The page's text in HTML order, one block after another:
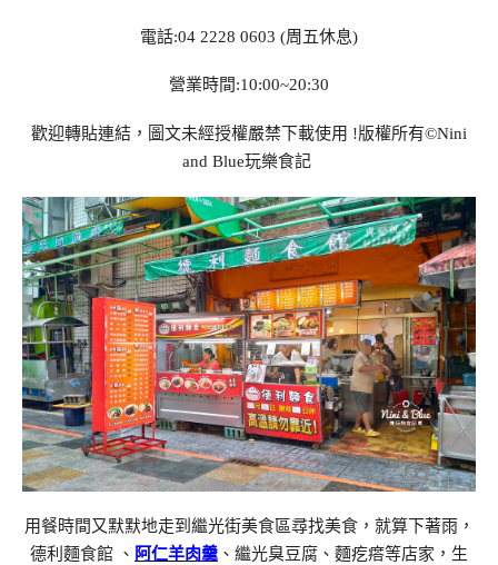
電話:04 2228 0603 (周五休息)
營業時間:10:00~20:30
歡迎轉貼連結，圖文未經授權嚴禁下載使用 !版權所有©Nini
and Blue玩樂食記
用餐時間又默默地走到繼光街美食區尋找美食，就算下著雨，
德利麵食館 、 阿仁羊肉羹 、繼光臭豆腐、麵疙瘩等店家，生